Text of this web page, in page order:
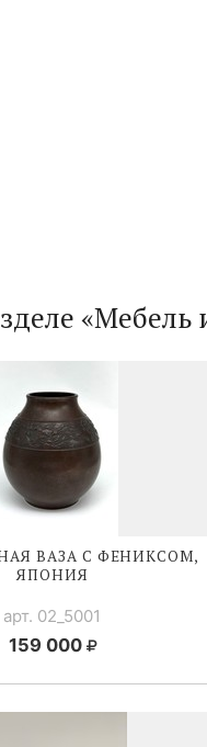
«Мебель
ВАЗА С ФЕНИКСОМ,
ЯПОНИЯ
арт. 02_5001
159 000